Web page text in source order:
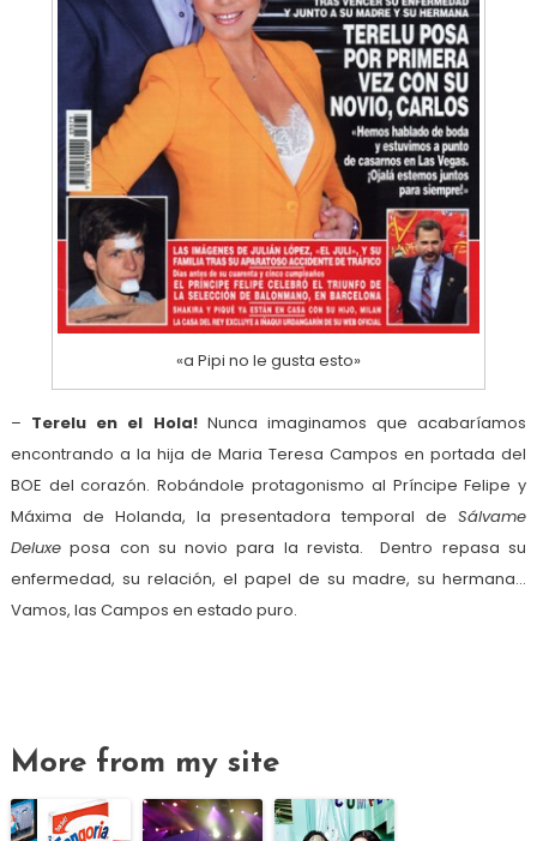
«a Pipi no le gusta esto»
– Terelu en el Hola!Nunca imaginamos que acabaríamos
encontrando a la hija de Maria Teresa Campos en portada del
BOE del corazón. Robándole protagonismo al Príncipe Felipe y
Máxima de Holanda, la presentadora temporal deSálvame
Deluxeposa con su novio para la revista. Dentro repasa su
enfermedad, su relación, el papel de su madre, su hermana…
Vamos, las Campos en estado puro.
More from my site